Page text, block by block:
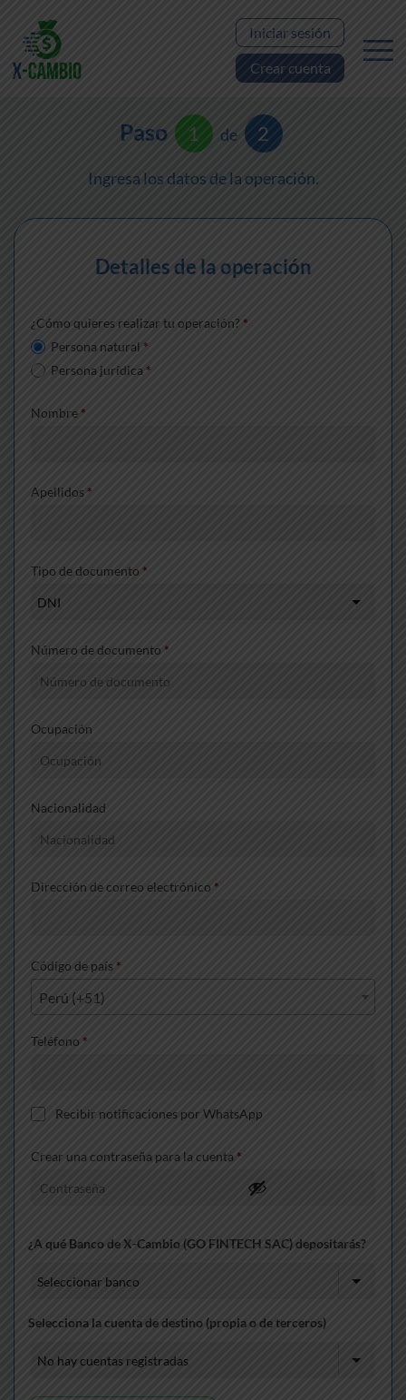
Iniciar sesión
Crear cuenta
Paso 1 de 2
Ingresa los datos de la operación.
Detalles de la operación
¿Cómo quieres realizar tu operación? *
Persona natural *
Persona jurídica *
Nombre*
Apellidos*
Tipo de documento *
Número de documento *
Ocupación
Nacionalidad
Dirección de correo electrónico *
Código de país *
Perú (+51)
Teléfono *
Recibir notificaciones por WhatsApp
Crear una contraseña para la cuenta *
¿A qué Banco de X-Cambio (GO FINTECH SAC) depositarás?
Selecciona la cuenta de destino (propia o de terceros)